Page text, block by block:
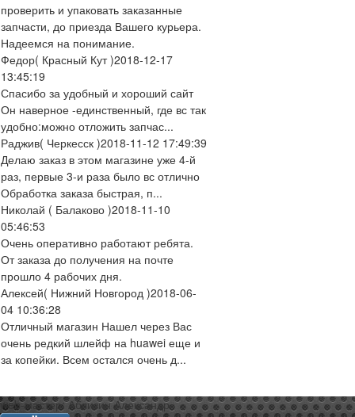
проверить и упаковать заказанные
запчасти, до приезда Вашего курьера.
Надеемся на понимание.
Федор( Красный Кут )2018-12-17
13:45:19
Спасибо за удобный и хороший сайт
Он наверное -единственный, где вс так
удобно:можно отложить запчас...
Раджив( Черкесск )2018-11-12 17:49:39
Делаю заказ в этом магазине уже 4-й
раз, первые 3-и раза было вс отлично
Обработка заказа быстрая, п...
Николай ( Балаково )2018-11-10
05:46:53
Очень оперативно работают ребята.
От заказа до получения на почте
прошло 4 рабочих дня.
Алексей( Нижний Новгород )2018-06-
04 10:36:28
Отличный магазин Нашел через Вас
очень редкий шлейф на huawei еще и
за копейки. Всем остался очень д...
web-мастер:Аблизин Александр